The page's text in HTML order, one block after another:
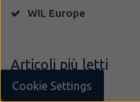
WIL Europe
Articoli più letti
Cookie Settings